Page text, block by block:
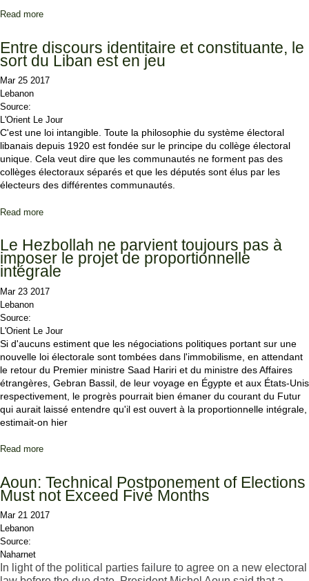
Read more
Entre discours identitaire et constituante, le
sort du Liban est en jeu
Mar 25 2017
Lebanon
Source:
L'Orient Le Jour
C'est une loi intangible. Toute la philosophie du système électoral
libanais depuis 1920 est fondée sur le principe du collège électoral
unique. Cela veut dire que les communautés ne forment pas des
collèges électoraux séparés et que les députés sont élus par les
électeurs des différentes communautés.
Read more
Le Hezbollah ne parvient toujours pas à
imposer le projet de proportionnelle
intégrale
Mar 23 2017
Lebanon
Source:
L'Orient Le Jour
Si d'aucuns estiment que les négociations politiques portant sur une
nouvelle loi électorale sont tombées dans l'immobilisme, en attendant
le retour du Premier ministre Saad Hariri et du ministre des Affaires
étrangères, Gebran Bassil, de leur voyage en Égypte et aux États-Unis
respectivement, le progrès pourrait bien émaner du courant du Futur
qui aurait laissé entendre qu'il est ouvert à la proportionnelle intégrale,
estimait-on hier
Read more
Aoun: Technical Postponement of Elections
Must not Exceed Five Months
Mar 21 2017
Lebanon
Source:
Naharnet
In light of the political parties failure to agree on a new electoral